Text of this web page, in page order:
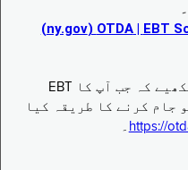
EBT Scam
اپنی مراعات کی حفاظت کریں۔ سیکھیے کہ جب آپ کا EBT
جام کرنے کا طریقہ کیا
https:// ۔